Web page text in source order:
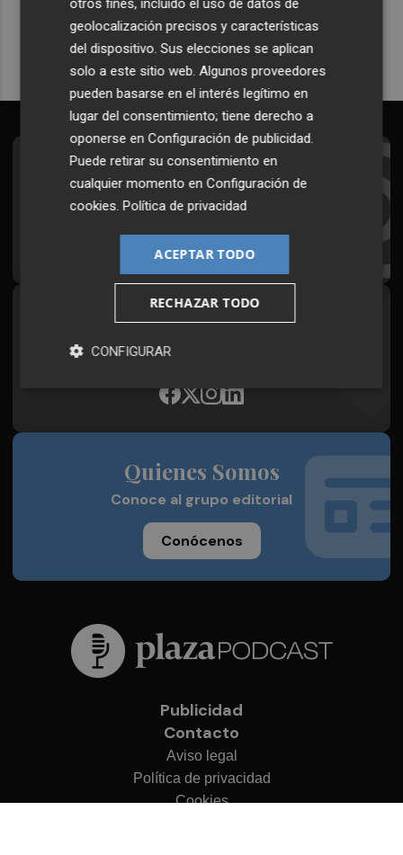
Quiero suscribirme
Suscríbete al Boletín
Todos los días a primera hora en tu email
Síguenos en redes
Plaza Podcast, desde cualquier medio
Quienes Somos
Conoce al grupo editorial
Conócenos
Publicidad
Contacto
Aviso legal
Política de privacidad
Cookies
otros fines, incluido el uso de datos de
geolocalización precisos y características
del dispositivo. Sus elecciones se aplican
solo a este sitio web. Algunos proveedores
pueden basarse en el interés legítimo en
lugar del consentimiento; tiene derecho a
oponerse enConfiguración de publicidad.
Puede retirar su consentimiento en
cualquier momento enConfiguración de
cookies.Política de privacidad
ACEPTAR TODO
RECHAZAR TODO
CONFIGURAR